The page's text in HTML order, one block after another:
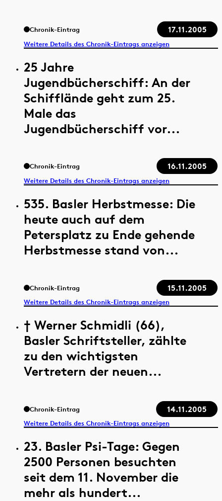
Chronik-Eintrag 17.11.2005
Weitere Details des Chronik-Eintrags anzeigen
25 Jahre
Jugendbücherschiff: An der
Schifflände geht zum 25.
Male das
Jugendbücherschiff vor...
Chronik-Eintrag 16.11.2005
Weitere Details des Chronik-Eintrags anzeigen
535. Basler Herbstmesse: Die
heute auch auf dem
Petersplatz zu Ende gehende
Herbstmesse stand von...
Chronik-Eintrag 15.11.2005
Weitere Details des Chronik-Eintrags anzeigen
† Werner Schmidli (66),
Basler Schriftsteller, zählte
zu den wichtigsten
Vertretern der neuen...
Chronik-Eintrag 14.11.2005
Weitere Details des Chronik-Eintrags anzeigen
23. Basler Psi-Tage: Gegen
2500 Personen besuchten
seit dem 11. November die
mehr als hundert...